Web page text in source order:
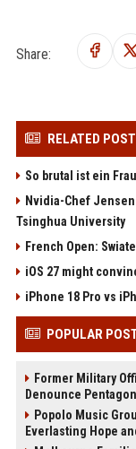
Share:
RELATED
So brutal ist ein
Nvidia-Chef
Tsinghua University
French Open:
iOS 27 might
iPhone 18 Pro vs
POPULAR
Former Military
Denounce
Popolo Music
Everlasting Hope